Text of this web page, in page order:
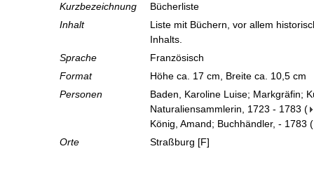
Kurzbezeichnung
Bücherliste
Inhalt
Liste mit Büchern, vor allem
Inhalts.
Sprache
Französisch
Format
Höhe ca. 17 cm, Breite ca. 10,5 cm
Personen
Baden, Karoline Luise; Markgräfin;
Naturaliensammlerin, 1723 - 1783 (
König, Amand; Buchhändler, - 1783 (
Orte
Straßburg [F]